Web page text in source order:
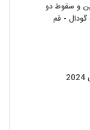
و سقوط دو
گودال - قم